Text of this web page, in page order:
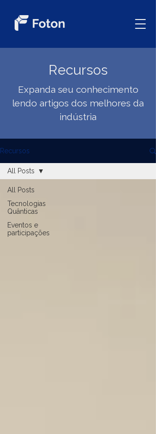
Recursos
Expanda seu conhecimento
lendo artigos dos melhores da
indústria
Recursos
All Posts
Tecnologias
Quânticas
Eventos e
participações
All Posts